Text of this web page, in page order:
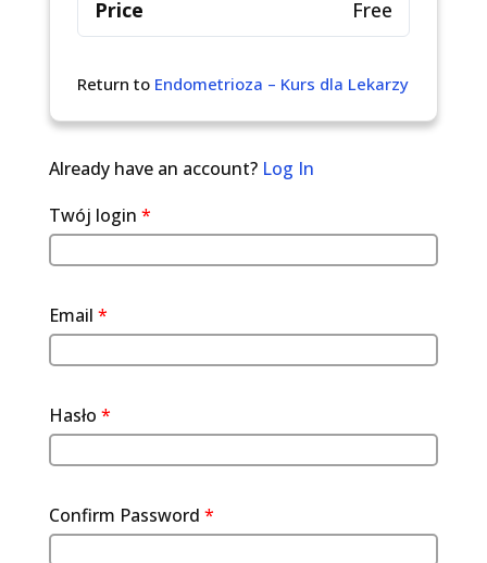
Price Free
Return to Endometrioza – Kurs dla Lekarzy
Already have an account? Log In
Twój login *
Email *
Hasło *
Confirm Password *